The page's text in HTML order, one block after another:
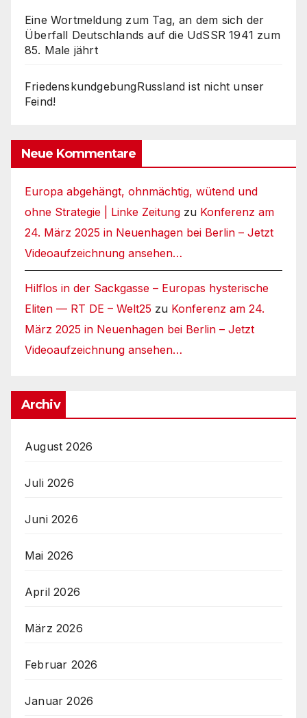
Eine Wortmeldung zum Tag, an dem sich der
Überfall Deutschlands auf die UdSSR 1941 zum
85. Male jährt
FriedenskundgebungRussland ist nicht unser
Feind!
Neue Kommentare
Europa abgehängt, ohnmächtig, wütend und
ohne Strategie | Linke Zeitung zu Konferenz am
24. März 2025 in Neuenhagen bei Berlin – Jetzt
Videoaufzeichnung ansehen…
Hilflos in der Sackgasse – Europas hysterische
Eliten — RT DE – Welt25 zu Konferenz am 24.
März 2025 in Neuenhagen bei Berlin – Jetzt
Videoaufzeichnung ansehen…
Archiv
August 2026
Juli 2026
Juni 2026
Mai 2026
April 2026
März 2026
Februar 2026
Januar 2026